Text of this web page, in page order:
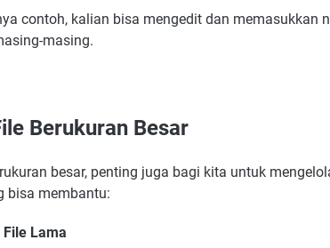
contoh, kalian bisa mengedit dan memasukkan
masing.
Berukuran Besar
besar, penting juga bagi kita untuk
bisa membantu:
Lama